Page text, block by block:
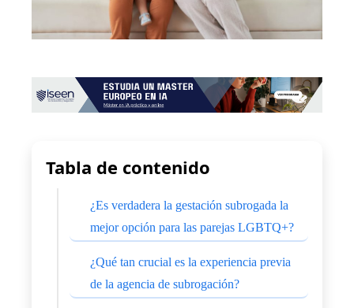
Tabla de contenido
¿Es verdadera la gestación subrogada la
mejor opción para las parejas LGBTQ+?
¿Qué tan crucial es la experiencia previa
de la agencia de subrogación?